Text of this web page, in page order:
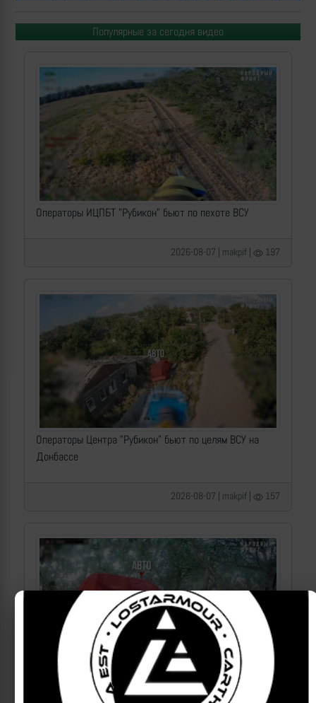
Популярные за сегодня видео
Операторы ИЦПБТ "Рубикон" бьют по пехоте ВСУ
2026-08-07 | makpif | 197
Операторы Центра "Рубикон" бьют по целям ВСУ на
Донбассе
2026-08-07 | makpif | 157
Операторы Центра "Рубикон" бьют по целям ВСУ на